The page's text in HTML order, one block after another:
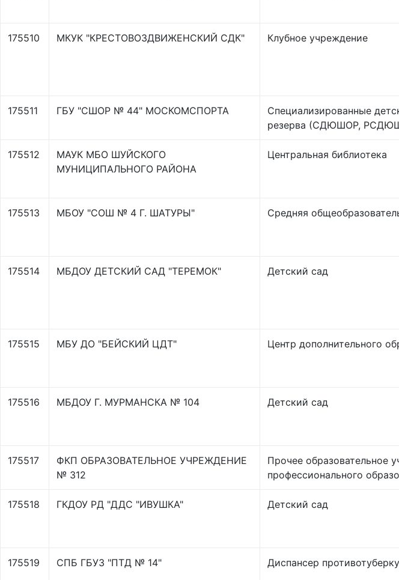
175510 МКУК "КРЕСТОВОЗДВИЖЕНСКИЙ СДК" Клубное учреждение
175511 ГБУ "СШОР № 44" МОСКОМСПОРТА
Специализированные
резерва (СДЮШОР,
175512
МАУК МБО ШУЙСКОГО
МУНИЦИПАЛЬНОГО РАЙОНА
Центральная библиотека
175513 МБОУ "СОШ № 4 Г. ШАТУРЫ" Средняя
175514 МБДОУ ДЕТСКИЙ САД "ТЕРЕМОК" Детский сад
175515 МБУ ДО "БЕЙСКИЙ ЦДТ" Центр дополнительного
175516 МБДОУ Г. МУРМАНСКА № 104 Детский сад
175517
ФКП ОБРАЗОВАТЕЛЬНОЕ УЧРЕЖДЕНИЕ
№ 312
Прочее образовательное
профессионального
175518 ГКДОУ РД "ДДС "ИВУШКА" Детский сад
175519 СПБ ГБУЗ "ПТД № 14" Диспансер